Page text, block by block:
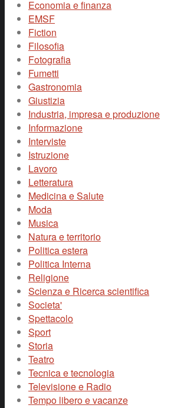
Economia e finanza
EMSF
Fiction
Filosofia
Fotografia
Fumetti
Gastronomia
Giustizia
Industria, impresa e produzione
Informazione
Interviste
Istruzione
Lavoro
Letteratura
Medicina e Salute
Moda
Musica
Natura e territorio
Politica estera
Politica Interna
Religione
Scienza e Ricerca scientifica
Societa'
Spettacolo
Sport
Storia
Teatro
Tecnica e tecnologia
Televisione e Radio
Tempo libero e vacanze